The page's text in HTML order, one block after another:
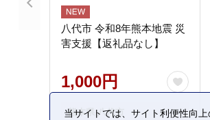
八代市 令和8年熊本地震 災
害支援【返礼品なし】
1,000円
熊本県 八代市
当サイトでは、サイト利便性向